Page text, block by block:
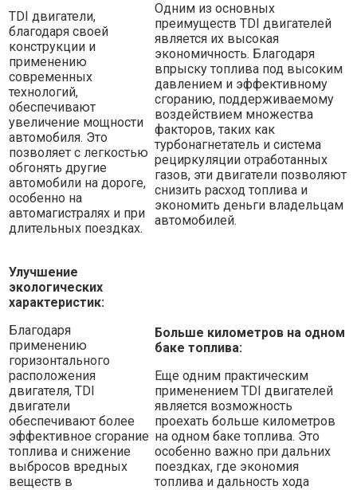
TDI двигатели,
благодаря своей
конструкции и
применению
современных
технологий,
обеспечивают
увеличение мощности
автомобиля. Это
позволяет с легкостью
обгонять другие
автомобили на дороге,
особенно на
автомагистралях и при
длительных поездках.
Одним из основных
преимуществ TDI двигателей
является их высокая
экономичность. Благодаря
впрыску топлива под высоким
давлением и эффективному
сгоранию, поддерживаемому
воздействием множества
факторов, таких как
турбонагнетатель и система
рециркуляции отработанных
газов, эти двигатели позволяют
снизить расход топлива и
экономить деньги владельцам
автомобилей.
Улучшение
экологических
характеристик:
Благодаря
применению
горизонтального
расположения
двигателя, TDI
двигатели
обеспечивают более
эффективное сгорание
топлива и снижение
выбросов вредных
веществ в
Больше километров на одном
баке топлива:
Еще одним практическим
применением TDI двигателей
является возможность
проехать больше километров
на одном баке топлива. Это
особенно важно при дальних
поездках, где экономия
топлива и дальность хода